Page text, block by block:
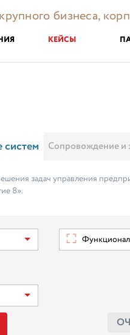
бизнеса,
КЕЙСЫ
систем Сопровождение и
задач управления
8».